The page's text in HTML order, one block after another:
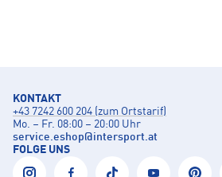
KONTAKT
+43 7242 600 204 (zum Ortstarif)
Mo. – Fr. 08:00 – 20:00 Uhr
service.eshop@intersport.at
FOLGE UNS